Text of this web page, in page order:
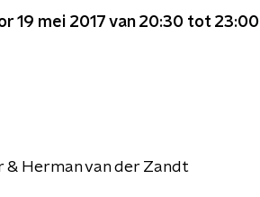
19 mei 2017 van 20:30 tot 23:00
& Herman van der Zandt